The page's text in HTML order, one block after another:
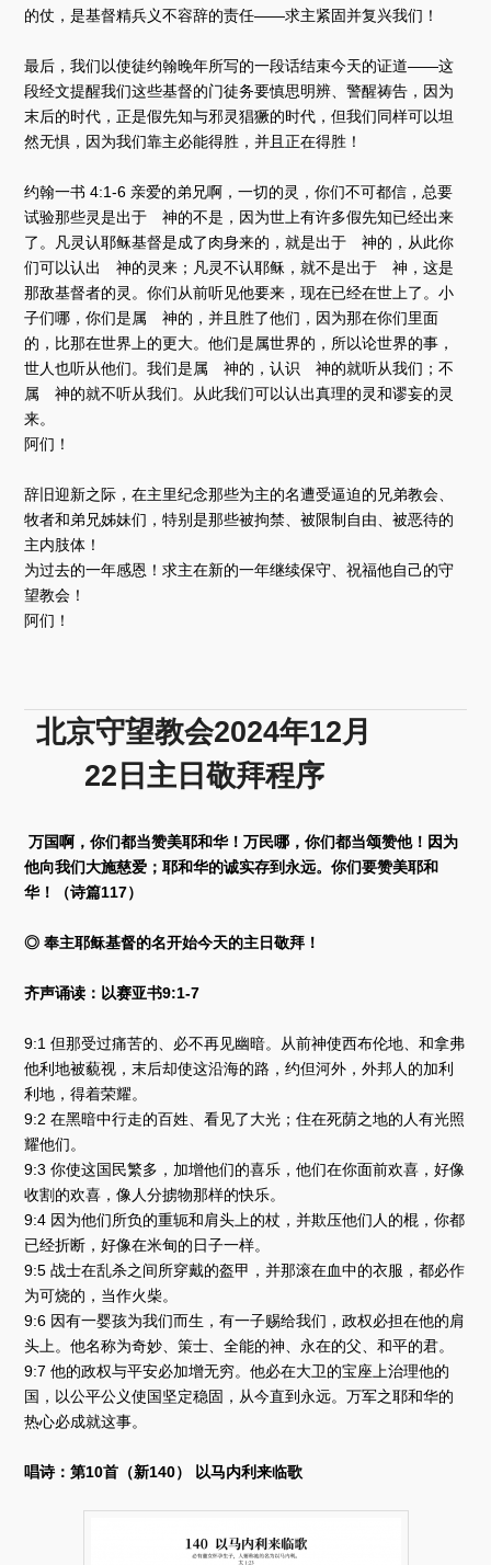
的仗，是基督精兵义不容辞的责任——求主紧固并复兴我们！
最后，我们以使徒约翰晚年所写的一段话结束今天的证道——这
段经文提醒我们这些基督的门徒务要慎思明辨、警醒祷告，因为
末后的时代，正是假先知与邪灵猖獗的时代，但我们同样可以坦
然无惧，因为我们靠主必能得胜，并且正在得胜！
约翰一书 4:1-6 亲爱的弟兄啊，一切的灵，你们不可都信，总要
试验那些灵是出于 神的不是，因为世上有许多假先知已经出来
了。凡灵认耶稣基督是成了肉身来的，就是出于 神的，从此你
们可以认出 神的灵来；凡灵不认耶稣，就不是出于 神，这是
那敌基督者的灵。你们从前听见他要来，现在已经在世上了。小
子们哪，你们是属 神的，并且胜了他们，因为那在你们里面
的，比那在世界上的更大。他们是属世界的，所以论世界的事，
世人也听从他们。我们是属 神的，认识 神的就听从我们；不
属 神的就不听从我们。从此我们可以认出真理的灵和谬妄的灵
来。
阿们！
辞旧迎新之际，在主里纪念那些为主的名遭受逼迫的兄弟教会、
牧者和弟兄姊妹们，特别是那些被拘禁、被限制自由、被恶待的
主内肢体！
为过去的一年感恩！求主在新的一年继续保守、祝福他自己的守
望教会！
阿们！
北京守望教会2024年12月
22日主日敬拜程序
万国啊，你们都当赞美耶和华！万民哪，你们都当颂赞他！因为
他向我们大施慈爱；耶和华的诚实存到永远。你们要赞美耶和
华！（诗篇117）
◎ 奉主耶稣基督的名开始今天的主日敬拜！
齐声诵读：以赛亚书9:1-7
9:1 但那受过痛苦的、必不再见幽暗。从前神使西布伦地、和拿弗
他利地被藐视，末后却使这沿海的路，约但河外，外邦人的加利
利地，得着荣耀。
9:2 在黑暗中行走的百姓、看见了大光；住在死荫之地的人有光照
耀他们。
9:3 你使这国民繁多，加增他们的喜乐，他们在你面前欢喜，好像
收割的欢喜，像人分掳物那样的快乐。
9:4 因为他们所负的重轭和肩头上的杖，并欺压他们人的棍，你都
已经折断，好像在米甸的日子一样。
9:5 战士在乱杀之间所穿戴的盔甲，并那滚在血中的衣服，都必作
为可烧的，当作火柴。
9:6 因有一婴孩为我们而生，有一子赐给我们，政权必担在他的肩
头上。他名称为奇妙、策士、全能的神、永在的父、和平的君。
9:7 他的政权与平安必加增无穷。他必在大卫的宝座上治理他的
国，以公平公义使国坚定稳固，从今直到永远。万军之耶和华的
热心必成就这事。
唱诗：第10首（新140） 以马内利来临歌